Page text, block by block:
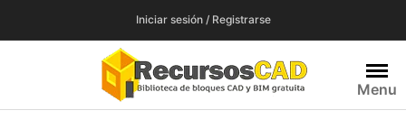
Iniciar sesión / Registrarse
Menu